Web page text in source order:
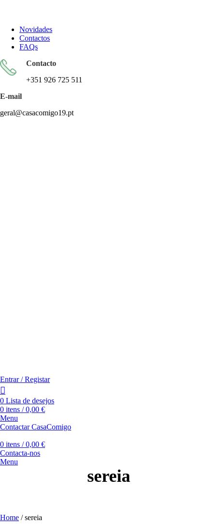
Novidades
Contactos
FAQs
Contacto
+351 926 725 511
E-mail
geral@casacomigo19.pt
Entrar / Registar
0 Lista de desejos
0 itens / 0,00 €
Menu
Contactar CasaComigo
0 itens / 0,00 €
Contacta-nos
Menu
sereia
Home /sereia